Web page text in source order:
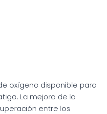
oxígeno disponible para
La mejora de la
entre los